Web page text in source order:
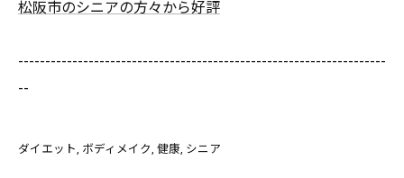
松阪市のシニアの方々から好評
--------------------------------------------------------------------
--
ダイエット ボディメイク 健康 シニア